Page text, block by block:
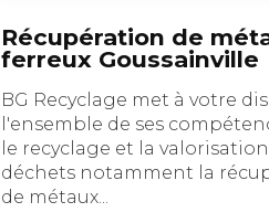
Récupération de
ferreux Goussainville
BG Recyclage met à votre
l'ensemble de ses
le recyclage et la
déchets notamment la
de métaux...